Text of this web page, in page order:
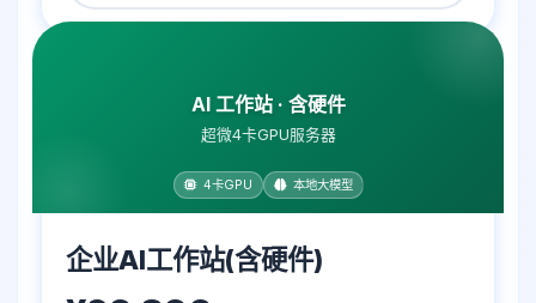
AI 工作站 · 含硬件
超微4卡GPU服务器
4卡GPU 本地大模型
企业AI工作站(含硬件)